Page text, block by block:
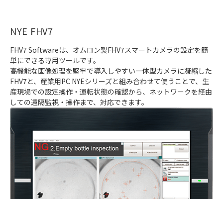
NYE FHV7
FHV7 Softwareは、オムロン製FHV7スマートカメラの設定を簡
単にできる専用ツールです。
高機能な画像処理を堅牢で導入しやすい一体型カメラに凝縮した
FHV7と、産業用PC NYEシリーズと組み合わせて使うことで、生
産現場での設定操作・運転状態の確認から、ネットワークを経由
しての遠隔監視・操作まで、対応できます。